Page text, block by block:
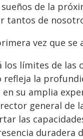
sueños de la
tantos de
vez que se
límites de las
la
su amplia
general de
las
duradera